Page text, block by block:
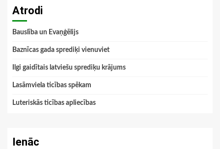
Atrodi
Bauslība un Evaņģēlijs
Baznīcas gada sprediķi vienuviet
Ilgi gaidītais latviešu sprediķu krājums
Lasāmviela ticības spēkam
Luteriskās ticības apliecības
Ienāc